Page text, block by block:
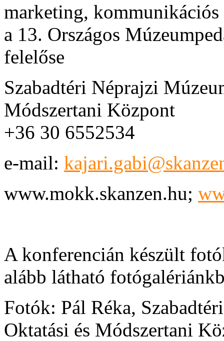
marketing, kommunikációs
a 13. Országos
felelőse
Szabadtéri Néprajzi
Módszertani Központ
+36 30 6552534
e-mail:
www.mokk.skanzen.hu;
A konferencián készült
alább látható
Fotók: Pál Réka,
Oktatási és Módszertani